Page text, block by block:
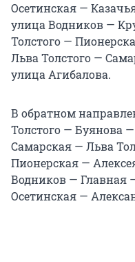
Осетинская —
улица Водников —
Толстого —
Льва Толстого —
улица Агибалова.
В обратном
Толстого — Буянова
Самарская — Льва
Пионерская —
Водников — Главная
Осетинская —